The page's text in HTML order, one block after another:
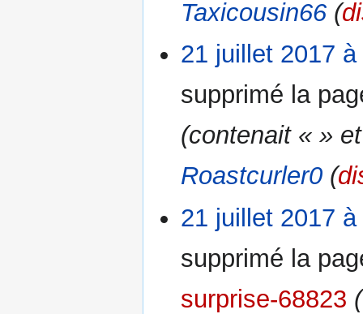
Taxicousin66 (
21 juillet 2017 à
supprimé la
(contenait « »
Roastcurler0 (
21 juillet 2017 à
supprimé la
surprise-68823